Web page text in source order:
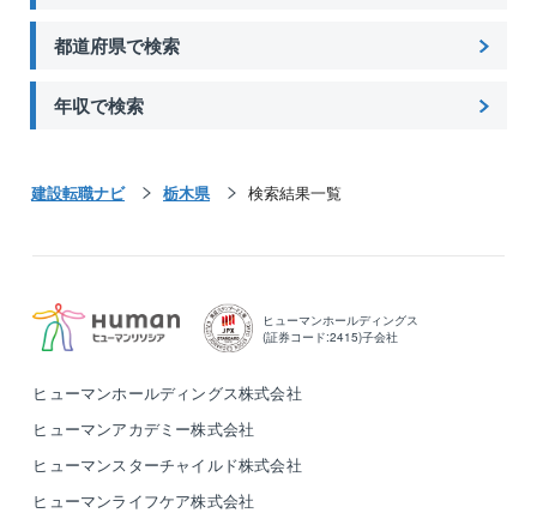
都道府県で検索
年収で検索
建設転職ナビ 栃木県 検索結果一覧
ヒューマンホールディングス
(証券コード:2415)子会社
ヒューマンホールディングス株式会社
ヒューマンアカデミー株式会社
ヒューマンスターチャイルド株式会社
ヒューマンライフケア株式会社